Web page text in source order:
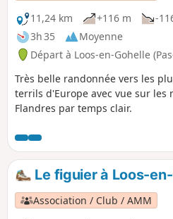
11,24 km
+116 m
-
3h 35
Moyenne
Départ à Loos-en-Gohelle
Très belle randonnée vers les
terrils d'Europe avec vue sur les
Flandres par temps clair.
Le figuier à Loos-
Association / Club / AMM